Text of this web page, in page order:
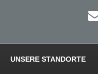
UNSERE STANDORTE